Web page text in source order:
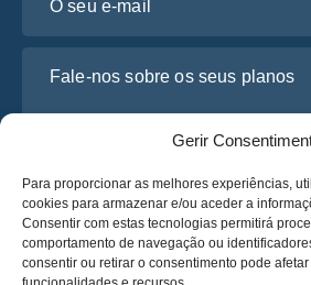
Gerir
Para proporcionar as melhores experiências,
cookies para armazenar e/ou aceder a
Consentir com estas tecnologias permitirá
comportamento de navegação ou
consentir ou retirar o consentimento pode